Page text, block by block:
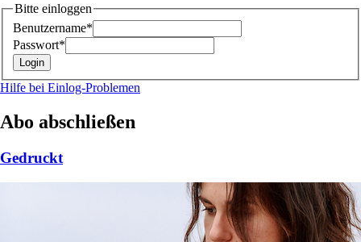
Bitte einloggen
Benutzername*
Passwort*
Hilfe bei Einlog-Problemen
Abo abschließen
Gedruckt